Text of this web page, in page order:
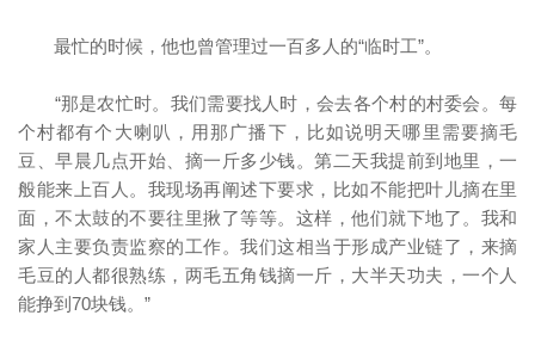
最忙的时候，他也曾管理过一百多人的“临时工”。
“那是农忙时。我们需要找人时，会去各个村的村委会。每
个村都有个大喇叭，用那广播下，比如说明天哪里需要摘毛
豆、早晨几点开始、摘一斤多少钱。第二天我提前到地里，一
般能来上百人。我现场再阐述下要求，比如不能把叶儿摘在里
面，不太鼓的不要往里揪了等等。这样，他们就下地了。我和
家人主要负责监察的工作。我们这相当于形成产业链了，来摘
毛豆的人都很熟练，两毛五角钱摘一斤，大半天功夫，一个人
能挣到70块钱。”